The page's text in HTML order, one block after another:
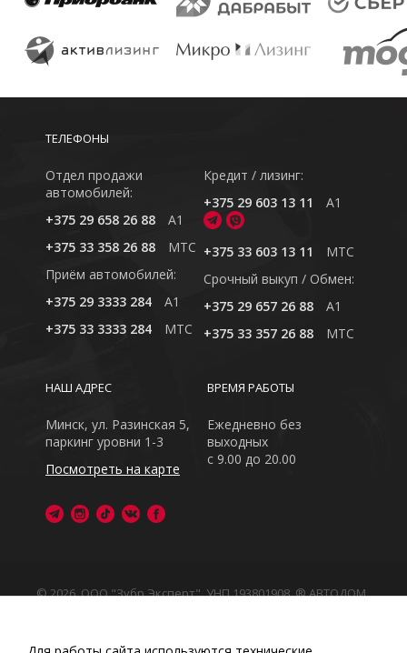
ТЕЛЕФОНЫ
Отдел продажи
автомобилей:
+375 29 658 26 88
A1
+375 33 358 26 88
MTC
Приём автомобилей:
+375 29 3333 284
A1
+375 33 3333 284
MTC
Кредит / лизинг:
+375 29 603 13 11
A1
+375 33 603 13 11
MTC
Cрочный выкуп / Обмен:
+375 29 657 26 88
A1
+375 33 357 26 88
MTC
ВРЕМЯ РАБОТЫ
Ежедневно без
выходных
с 9.00 до 20.00
НАШ АДРЕС
Минск, ул. Разинская 5,
паркинг уровни 1-3
Посмотреть на карте
© 2026, ООО "Зубр Эксперт", УНП 193801908. ® АВТОДОМ
Обращаем Ваше внимание на то, что данный интернет-